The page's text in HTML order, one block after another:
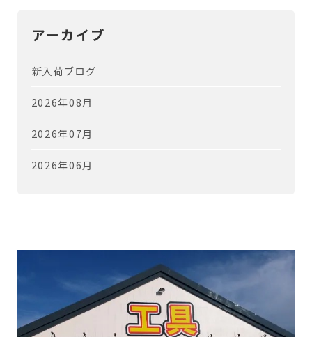
アーカイブ
新入荷ブログ
2026年08月
2026年07月
2026年06月